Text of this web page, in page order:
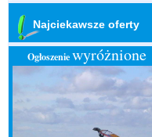
Najciekawsze oferty
Ogłoszeniewyróżnione